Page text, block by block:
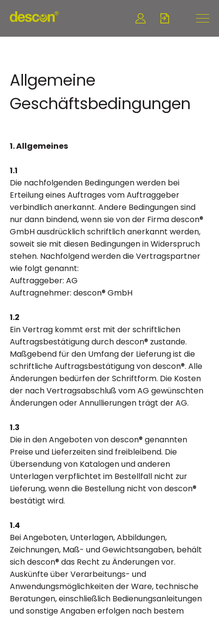
Allgemeine
Geschäftsbedingungen
1. Allgemeines
1.1
Die nachfolgenden Bedingungen werden bei
Erteilung eines Auftrages vom Auftraggeber
verbindlich anerkannt. Andere Bedingungen sind
nur dann bindend, wenn sie von der Firma descon®
GmbH ausdrücklich schriftlich anerkannt werden,
soweit sie mit diesen Bedingungen in Widerspruch
stehen. Nachfolgend werden die Vertragspartner
wie folgt genannt:
Auftraggeber: AG
Auftragnehmer: descon® GmbH
1.2
Ein Vertrag kommt erst mit der schriftlichen
Auftragsbestätigung durch descon® zustande.
Maßgebend für den Umfang der Lieferung ist die
schriftliche Auftragsbestätigung von descon®. Alle
Änderungen bedürfen der Schriftform. Die Kosten
der nach Vertragsabschluß vom AG gewünschten
Änderungen oder Annullierungen trägt der AG.
1.3
Die in den Angeboten von descon® genannten
Preise und Lieferzeiten sind freibleibend. Die
Übersendung von Katalogen und anderen
Unterlagen verpflichtet im Bestellfall nicht zur
Lieferung, wenn die Bestellung nicht von descon®
bestätigt wird.
1.4
Bei Angeboten, Unterlagen, Abbildungen,
Zeichnungen, Maß- und Gewichtsangaben, behält
sich descon® das Recht zu Änderungen vor.
Auskünfte über Verarbeitungs- und
Anwendungsmöglichkeiten der Ware, technische
Beratungen, einschließlich Bedienungsanleitungen
und sonstige Angaben erfolgen nach bestem